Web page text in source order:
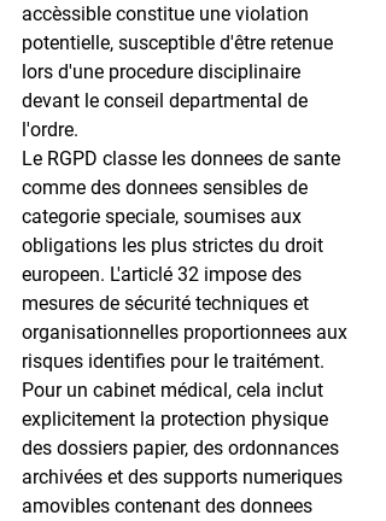
accèssible constitue une violation
potentielle, susceptible d'être retenue
lors d'une procedure disciplinaire
devant le conseil departmental de
l'ordre.
Le RGPD classe les donnees de sante
comme des donnees sensibles de
categorie speciale, soumises aux
obligations les plus strictes du droit
europeen. L'articlé 32 impose des
mesures de sécurité techniques et
organisationnelles proportionnees aux
risques identifies pour le traitément.
Pour un cabinet médical, cela inclut
explicitement la protection physique
des dossiers papier, des ordonnances
archivées et des supports numeriques
amovibles contenant des donnees